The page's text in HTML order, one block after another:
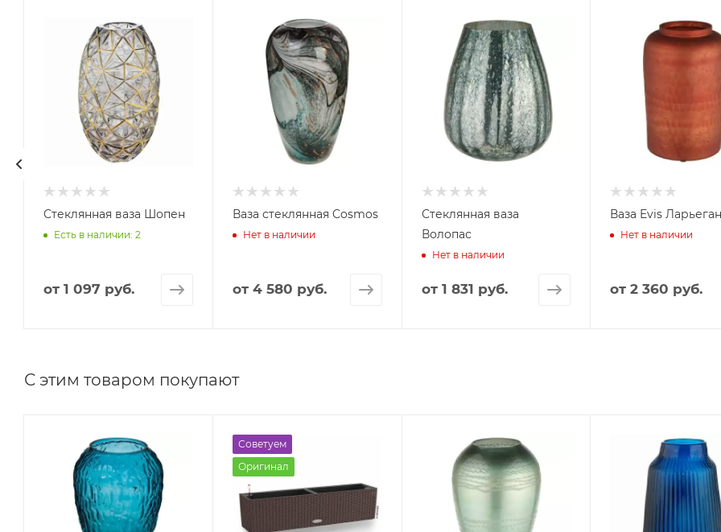
Стеклянная ваза Шопен
Есть в наличии: 2
от 1 097 руб.
Ваза стеклянная Cosmos
Нет в наличии
от 4 580 руб.
Стеклянная ваза
Волопас
Нет в наличии
от 1 831 руб.
Ваза Evis Ларьеган
Нет в наличии
от2 360 руб.
С этим товаром покупают
Советуем
Оригинал